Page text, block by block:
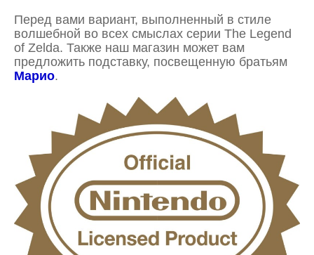
Перед вами вариант, выполненный в стиле
волшебной во всех смыслах серии The Legend
of Zelda. Также наш магазин может вам
предложить подставку, посвещенную братьям
Марио.